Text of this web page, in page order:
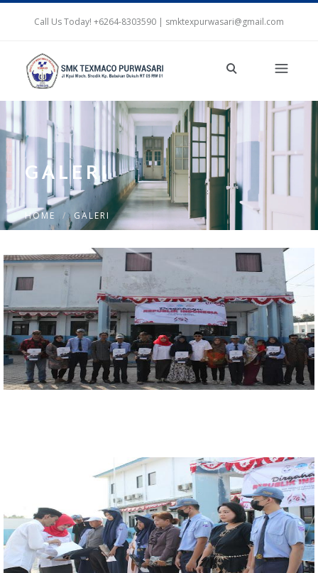
Call Us Today! +6264-8303590 | smktexpurwasari@gmail.com
GALERI
HOME GALERI